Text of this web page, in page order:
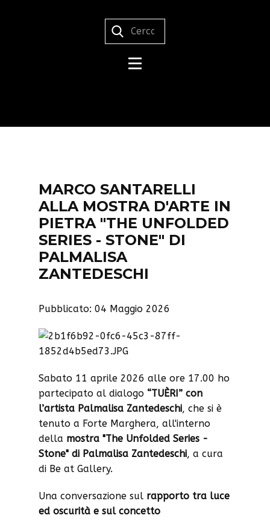
MARCO SANTARELLI
ALLA MOSTRA D'ARTE IN
PIETRA "THE UNFOLDED
SERIES - STONE" DI
PALMALISA
ZANTEDESCHI
Pubblicato: 04 Maggio 2026
Sabato 11 aprile 2026 alle ore 17.00 ho
partecipato al dialogo “TUÈRI” con
l’artista Palmalisa Zantedeschi, che si è
tenuto a Forte Marghera, all'interno
della mostra "The Unfolded Series -
Stone" di Palmalisa Zantedeschi, a cura
di Be at Gallery.
Una conversazione sul rapporto tra luce
ed oscurità e sul concetto